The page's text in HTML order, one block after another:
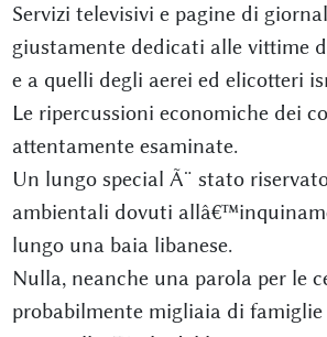
Servizi televisivi e pagine di
giustamente dedicati alle vittime
e a quelli degli aerei ed elicotteri
Le ripercussioni economiche dei
attentamente esaminate.
Un lungo special Ã¨ stato
ambientali dovuti
lungo una baia libanese.
Nulla, neanche una parola per le
probabilmente migliaia di